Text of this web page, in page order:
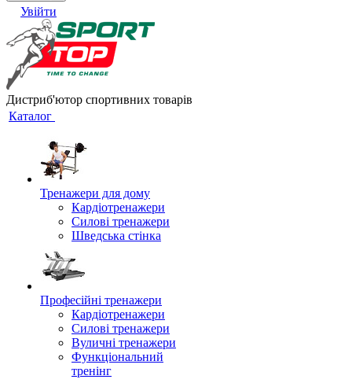
Увійти
Дистриб'ютор спортивних товарів
Каталог
Тренажери для дому
Кардіотренажери
Силові тренажери
Шведська стінка
Професійні тренажери
Кардіотренажери
Силові тренажери
Вуличні тренажери
Функціональний
тренінг